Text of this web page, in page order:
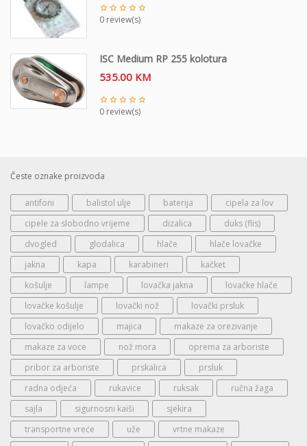
0 review(s)
ISC Medium RP 255 kolotura
535.00 KM
0 review(s)
Česte oznake proizvoda
antifoni balistol ulje baterija
cipela za lov
cipele za slobodno vrijeme
dizalica
duks (flis)
dvogled
glodalica hlače
hlače lovačke
jakna
kapa karabineri
kačket
košulje
lampe lovačka jakna
lovačke hlače
lovačke košulje
lovački nož
lovački prsluk
lovačko odijelo
majica
makaze za orezivanje
makaze za voce
nož mora
oprema za arboriste
pribor za arboriste
prskalica
prsluk
radna odjeća
rukavice ruksak
ručna žaga
sajla
sigurnosni kaiši
sjekira
transportne vreće
uže
vrtne makaze